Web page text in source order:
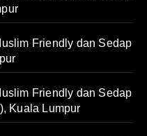
Friendly dan Sedap
Friendly dan Sedap
Kuala Lumpur